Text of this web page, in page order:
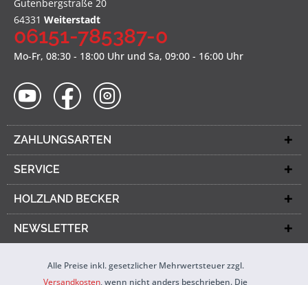
Gutenbergstraße 20
64331 Weiterstadt
06151-785387-0
Mo-Fr, 08:30 - 18:00 Uhr und Sa, 09:00 - 16:00 Uhr
ZAHLUNGSARTEN
SERVICE
HOLZLAND BECKER
NEWSLETTER
Alle Preise inkl. gesetzlicher Mehrwertsteuer zzgl.
Versandkosten, wenn nicht anders beschrieben. Die